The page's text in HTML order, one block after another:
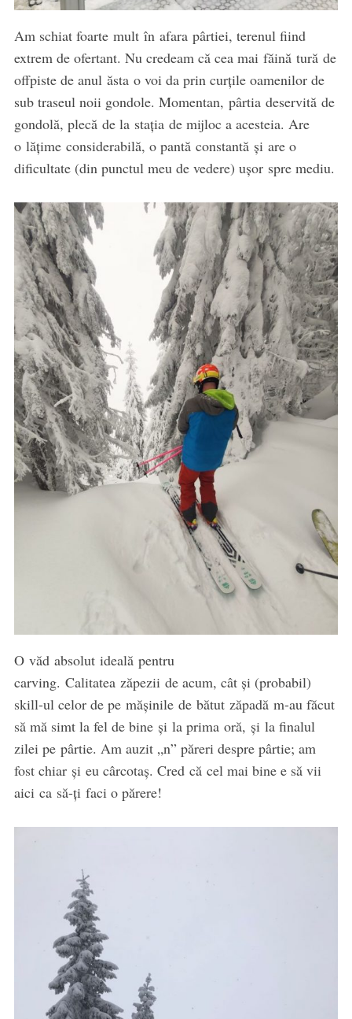
Am schiat foarte mult în afara pârtiei, terenul fiind
extrem de ofertant. Nu credeam că cea mai făină tură de
offpiste de anul ăsta o voi da prin curțile oamenilor de
sub traseul noii gondole. Momentan, pârtia deservită de
gondolă, plecă de la stația de mijloc a acesteia. Are
o lățime considerabilă, o pantă constantă și are o
dificultate (din punctul meu de vedere) ușor spre mediu.
O văd absolut ideală pentru
carving. Calitatea zăpezii de acum, cât și (probabil)
skill-ul celor de pe mășinile de bătut zăpadă m-au făcut
să mă simt la fel de bine și la prima oră, și la finalul
zilei pe pârtie. Am auzit „n” păreri despre pârtie; am
fost chiar și eu cârcotaș. Cred că cel mai bine e să vii
aici ca să-ți faci o părere!